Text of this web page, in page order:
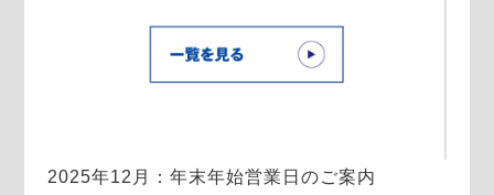
2025年12月：年末年始営業日のご案内